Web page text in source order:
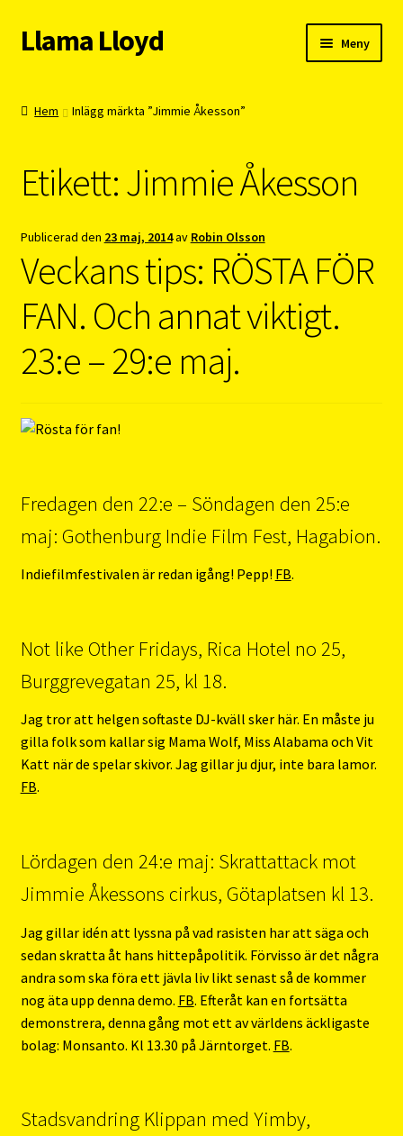
Hoppa
till
Hoppa
till
Llama Lloyd Meny
Cykelpendlarcoach
Blogg
Vision
Hem Inlägg märkta ”Jimmie Åkesson”
Etikett:Jimmie Åkesson
Publicerad den 23 maj, 2014av Robin Olsson
Veckans tips: RÖSTA FÖR
FAN. Och annat viktigt.
23:e – 29:e maj.
Fredagen den 22:e – Söndagen den 25:e
maj: Gothenburg Indie Film Fest, Hagabion.
Indiefilmfestivalen är redan igång! Pepp! FB.
Not like Other Fridays, Rica Hotel no 25,
Burggrevegatan 25, kl 18.
Jag tror att helgen softaste DJ-kväll sker här. En måste ju
gilla folk som kallar sig Mama Wolf, Miss Alabama och Vit
Katt när de spelar skivor. Jag gillar ju djur, inte bara lamor.
FB.
Lördagen den 24:e maj: Skrattattack mot
Jimmie Åkessons cirkus, Götaplatsen kl 13.
Jag gillar idén att lyssna på vad rasisten har att säga och
sedan skratta åt hans hittepåpolitik. Förvisso är det några
andra som ska föra ett jävla liv likt senast så de kommer
nog äta upp denna demo. FB. Efteråt kan en fortsätta
demonstrera, denna gång mot ett av världens äckligaste
bolag: Monsanto. Kl 13.30 på Järntorget. FB.
Stadsvandring Klippan med Yimby,